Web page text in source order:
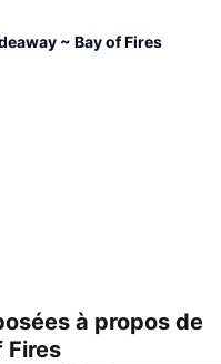
~ Bay of Fires
à propos de
Fires